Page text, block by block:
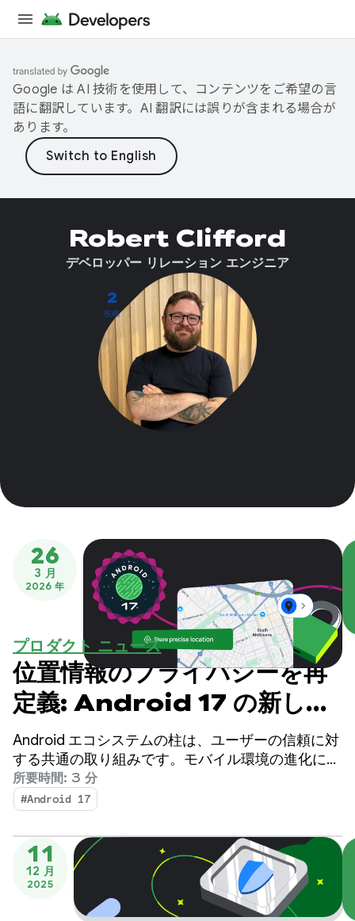
Google は AI 技術を使用して、コンテンツをご希望の言
語に翻訳しています。AI 翻訳には誤りが含まれる場合が
あります。
2
投稿
Robert Clifford
デベロッパー リレーション エンジニア
26
3 月
2026 年
プロダクト ニュース
位置情報のプライバシーを再
定義: Android 17 の新しい
ツールと改善
Android エコシステムの柱は、ユーザーの信頼に対
する共通の取り組みです。モバイル環境の進化に伴
い、機密情報の保護に対するアプローチも進化して
います。
所要時間: 3 分
#Android 17
11
12 月
2025